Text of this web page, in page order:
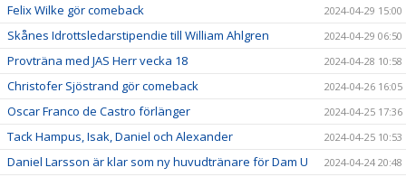
Felix Wilke gör comeback 2024-04-29 15:00
Skånes Idrottsledarstipendie till William Ahlgren 2024-04-29 06:50
Provträna med JAS Herr vecka 18 2024-04-28 10:58
Christofer Sjöstrand gör comeback 2024-04-26 16:05
Oscar Franco de Castro förlänger 2024-04-25 17:36
Tack Hampus, Isak, Daniel och Alexander 2024-04-25 10:53
Daniel Larsson är klar som ny huvudtränare för Dam U 2024-04-24 20:48